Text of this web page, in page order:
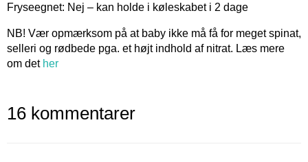
Fryseegnet: Nej – kan holde i køleskabet i 2 dage
NB! Vær opmærksom på at baby ikke må få for meget spinat,
selleri og rødbede pga. et højt indhold af nitrat. Læs mere
om det her
16 kommentarer